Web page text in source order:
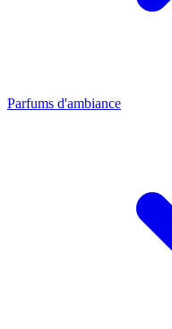
Parfums d'ambiance